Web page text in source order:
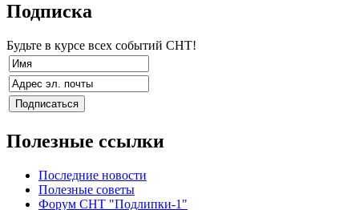
Подписка
Будьте в курсе всех событий СНТ!
Полезные ссылки
Последние новости
Полезные советы
Форум СНТ "Подлипки-1"